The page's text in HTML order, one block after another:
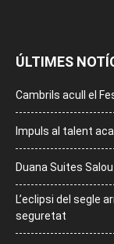
ÚLTIMES
Cambrils acull el
Impuls al talent
Duana Suites
L’eclipsi del segle
seguretat